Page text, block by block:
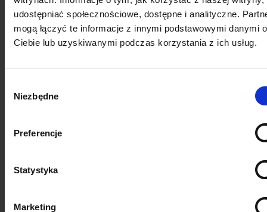
udostępniać społecznościowe, dostępne i analityczne.
mogą łączyć te informacje z innymi podstawowymi danymi
Ciebie lub uzyskiwanymi podczas korzystania z ich usług.
zgody
Niezbędne
Preferencje
Statystyka
Marketing
Dowiedz się więcej